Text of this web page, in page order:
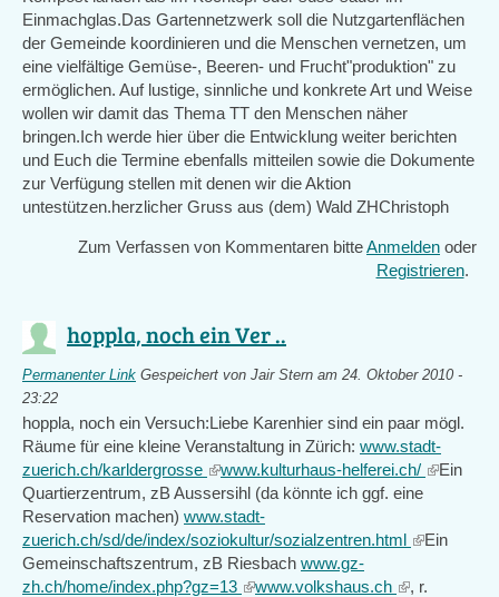
Einmachglas.Das Gartennetzwerk soll die Nutzgartenflächen
der Gemeinde koordinieren und die Menschen vernetzen, um
eine vielfältige Gemüse-, Beeren- und Frucht"produktion" zu
ermöglichen. Auf lustige, sinnliche und konkrete Art und Weise
wollen wir damit das Thema TT den Menschen näher
bringen.Ich werde hier über die Entwicklung weiter berichten
und Euch die Termine ebenfalls mitteilen sowie die Dokumente
zur Verfügung stellen mit denen wir die Aktion
untestützen.herzlicher Gruss aus (dem) Wald ZHChristoph
Zum Verfassen von Kommentaren bitteAnmelden oder
Registrieren.
hoppla, noch ein Ver ..
Permanenter Link Gespeichert von Jair Stern am 24. Oktober 2010 -
23:22
hoppla, noch ein Versuch:Liebe Karenhier sind ein paar mögl.
Räume für eine kleine Veranstaltung in Zürich: www.stadt-
zuerich.ch/karldergrosse (link
is
external)
www.kulturhaus-helferei.ch/ (link
Ein
Quartierzentrum, zB Aussersihl (da könnte ich ggf. eine
Reservation machen) www.stadt-
zuerich.ch/sd/de/index/soziokultur/sozialzentren.html (link
external)
Ein
Gemeinschaftszentrum, zB Riesbach www.gz-
zh.ch/home/index.php?gz=13 (link
www.volkshaus.ch (link
, r.